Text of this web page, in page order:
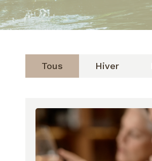
Tous Hiver